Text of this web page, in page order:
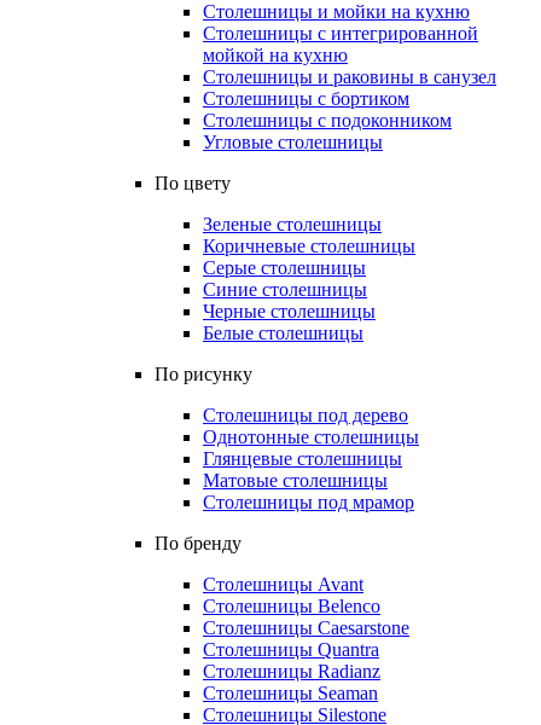
Столешницы и мойки на кухню
Столешницы с интегрированной
мойкой на кухню
Столешницы и раковины в санузел
Столешницы с бортиком
Столешницы с подоконником
Угловые столешницы
По цвету
Зеленые столешницы
Коричневые столешницы
Серые столешницы
Синие столешницы
Черные столешницы
Белые столешницы
По рисунку
Столешницы под дерево
Однотонные столешницы
Глянцевые столешницы
Матовые столешницы
Столешницы под мрамор
По бренду
Столешницы Avant
Столешницы Belenco
Столешницы Caesarstone
Столешницы Quantra
Столешницы Radianz
Столешницы Seaman
Столешницы Silestone